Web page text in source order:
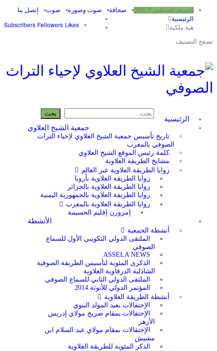
الجمعة, أغسطس 7, 2026 صحافة صوت وصورة صوت إتصل بنا
Likes
Followers
Subscribers
الرئيسية
جمعية الشيخ العلاوي
تاريخ تأسيس جمعية الشيخ العلاوي لإحياء التراث
الصوفي بالمغرب
كلمة رئيس الموقع الشيخ العلاوي
مشايخ الطريقة العلاوية
زوايا الطريقة العلاوية عبر العالم
زوايا الطريقة العلاوية بأروبا
زوايا الطريقة العلاوية بالجزائر
زوايا الطريقة العلاوية بالجمهورية اليمنية
زوايا الطريقة العلاوية بالمغرب
إمزورن إقليم الحسيمة
الأنشطة
أنشطة الجمعية
الملتقى الدولي التكويني الأول للسماع
الصوفي
ASSELA NEWS
الذكرى المئوية لتأسيس الطريقة الصوفية
الشاذلية الدرقاوية العلاوية
الملتقى الدولي الثاني للسماع الصوفي
المؤتمر الدولي للأنوثة 2014
أنشطة الطريقة العلاوية
الإحتفالات بعيد المولد النبوي
الإحتفالات بمقام ضريخ مولاي إدريس
الإحتفالات بمقام مولاي عبد السلام ابن
مشيش
الذكر المئوية للطريقة العلاوية
الرئيسية
هبة ملكية